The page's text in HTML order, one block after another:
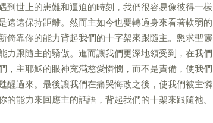
到世上的患難和逼迫的時刻，我們很容易像彼得一樣
遠遠保持距離。然而主如今也要轉過身來看著軟弱的
倚靠你的能力背起我們的十字架來跟隨主。懇求聖靈
力跟隨主的驕傲。進而讓我們更深地領受到，在我們
，主耶穌的眼神充滿慈愛憐憫，而不是責備，使我們
醒過來。最後讓我們在痛哭悔改之後，使我們被主憐
能力來回應主的話語，背起我們的十架來跟隨祂。